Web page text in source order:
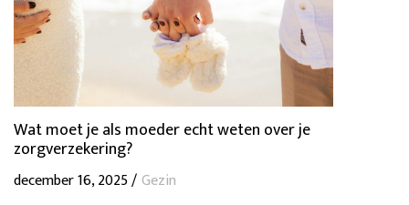
Wat moet je als moeder echt weten over je
zorgverzekering?
december 16, 2025 /Gezin